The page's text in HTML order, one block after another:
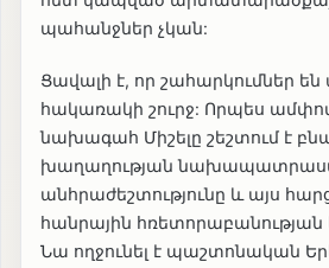
պահանջներ չկան:
Ցավալի է, որ շահարկումներ են
հակառակի շուրջ: Որպես
նախագահ Միշելը շեշտում է
խաղաղության
անհրաժեշտությունը և այս
հանրային հռետորաբանության
Նա ողջունել է պաշտոնական